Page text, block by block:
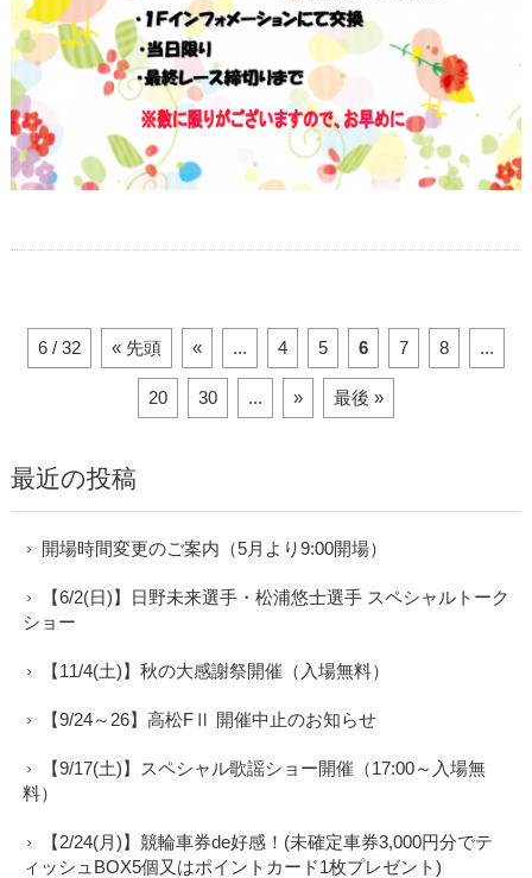
6 / 32 « 先頭 « ... 4 5 6 7 8 ...
20 30 ... » 最後 »
最近の投稿
開場時間変更のご案内（5月より9:00開場）
【6/2(日)】日野未来選手・松浦悠士選手 スペシャルトーク
ショー
【11/4(土)】秋の大感謝祭開催（入場無料）
【9/24～26】高松FⅡ 開催中止のお知らせ
【9/17(土)】スペシャル歌謡ショー開催（17:00～入場無
料）
【2/24(月)】競輪車券de好感！(未確定車券3,000円分でテ
ィッシュBOX5個又はポイントカード1枚プレゼント)